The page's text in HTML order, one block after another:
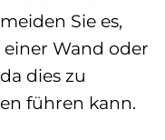
Sie es,
Wand oder
dies zu
führen kann.